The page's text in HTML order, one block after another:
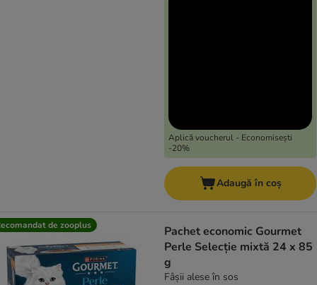
Aplică voucherul - Economisești
-20%
Adaugă în coș
de zooplus
Pachet economic Gourmet
Perle Selecție mixtă 24 x 85
g
Fâșii alese în sos